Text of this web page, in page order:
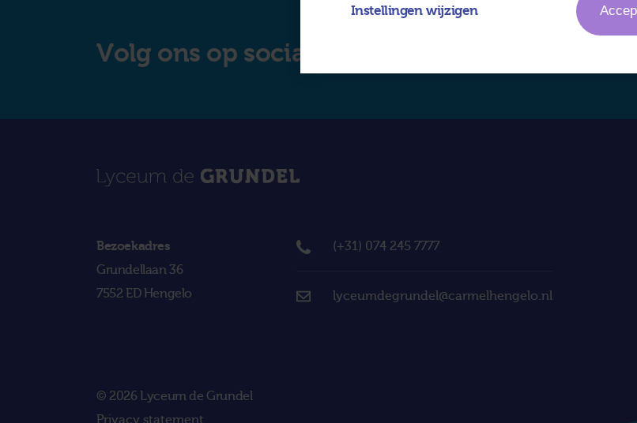
Volg ons op social media
Bezoekadres
Grundellaan 36
7552 ED Hengelo
(+31) 074 245 7777
lyceumdegrundel@carmelhengelo.nl
© 2026 Lyceum de Grundel
Privacy statement
Instellingen wijzigen